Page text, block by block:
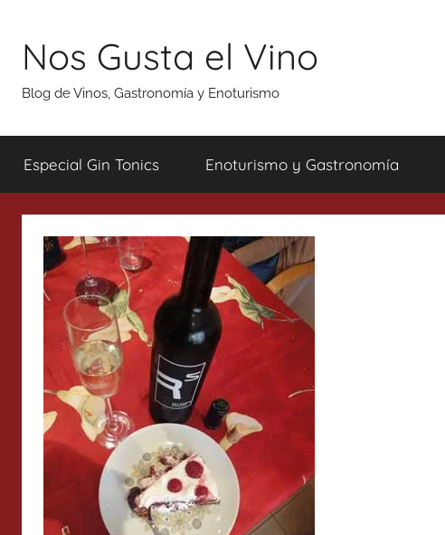
contenido
Nos Gusta el Vino
Blog de Vinos, Gastronomía y Enoturismo
Especial Gin Tonics Enoturismo y Gastronomía